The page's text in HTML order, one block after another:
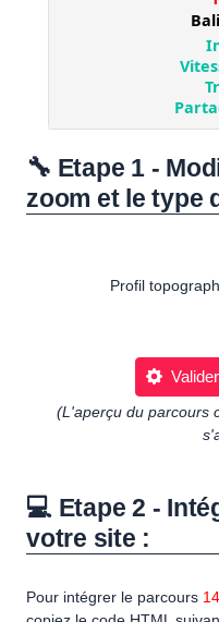
🔧 Etape 1 -
zoom et le type
Profil
(L'aperçu du parcours
💻 Etape 2 -
votre site :
Pour intégrer le parcours